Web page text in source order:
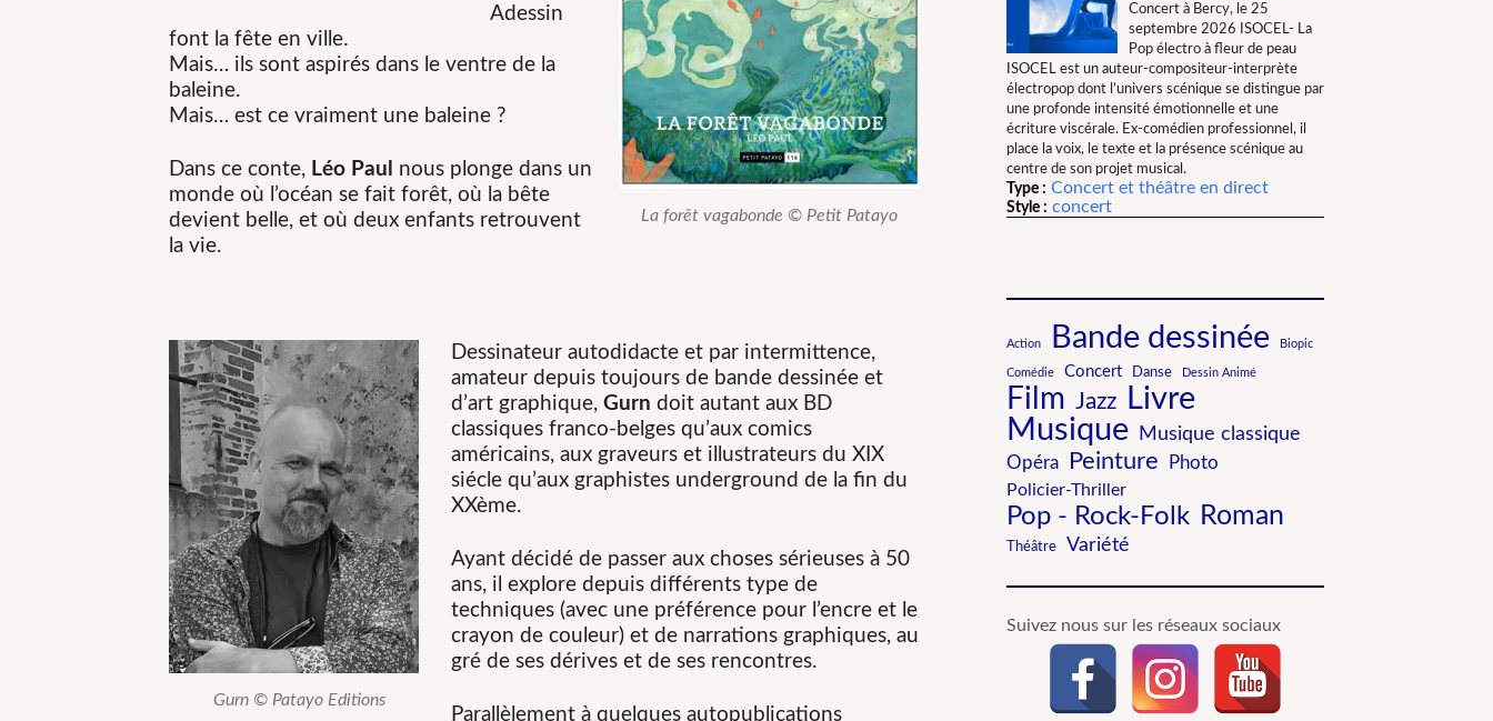
La forêt vagabonde © Petit Patayo
Adessin
font la fête en ville.
Mais… ils sont aspirés dans le ventre de la
baleine.
Mais… est ce vraiment une baleine ?
Dans ce conte, Léo Paul
nous plonge dans un
monde où l’océan se fait forêt, où la bête
devient belle, et où deux enfants retrouvent
la vie.
Gurn © Patayo Editions
Dessinateur autodidacte et par intermittence,
amateur depuis toujours de bande dessinée et
d’art graphique, Gurn doit autant aux BD
classiques franco-belges qu’aux comics
américains, aux graveurs et illustrateurs du XIX
siécle qu’aux graphistes underground de la fin du
XXème.
Ayant décidé de passer aux choses sérieuses à 50
ans, il explore depuis différents type de
techniques (avec une préférence pour l’encre et le
crayon de couleur) et de narrations graphiques, au
gré de ses dérives et de ses rencontres.
Parallèlement à quelques autopublications
Concert à Bercy, le 25
septembre 2026 ISOCEL- La
Pop électro à fleur de peau
ISOCEL est un auteur-compositeur-interprète
électropop dont l’univers scénique se distingue par
une profonde intensité émotionnelle et une
écriture viscérale. Ex-comédien professionnel, il
place la voix, le texte et la présence scénique au
centre de son projet musical.
Type : Concert et théâtre en direct
Style : concert
Action Bande dessinée Biopic
Comédie Concert Danse Dessin Animé
Film Jazz Livre
Musique Musique classique
Opéra Peinture Photo
Policier-Thriller
Pop - Rock-Folk Roman
Théâtre Variété
Suivez nous sur les réseaux sociaux